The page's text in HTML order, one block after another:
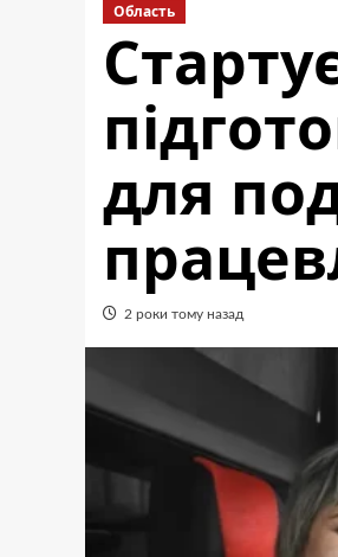
Область
для
2 роки тому назад